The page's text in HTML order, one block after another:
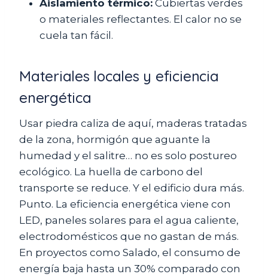
Aislamiento térmico: Cubiertas verdes
o materiales reflectantes. El calor no se
cuela tan fácil.
Materiales locales y eficiencia
energética
Usar piedra caliza de aquí, maderas tratadas
de la zona, hormigón que aguante la
humedad y el salitre… no es solo postureo
ecológico. La huella de carbono del
transporte se reduce. Y el edificio dura más.
Punto. La eficiencia energética viene con
LED, paneles solares para el agua caliente,
electrodomésticos que no gastan de más.
En proyectos como Salado, el consumo de
energía baja hasta un 30% comparado con